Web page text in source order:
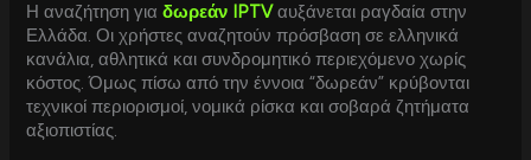
Η αναζήτηση γιαδωρεάν IPTVαυξάνεται ραγδαία στην
Ελλάδα. Οι χρήστες αναζητούν πρόσβαση σε ελληνικά
κανάλια, αθλητικά και συνδρομητικό περιεχόμενο χωρίς
κόστος. Όμως πίσω από την έννοια “δωρεάν” κρύβονται
τεχνικοί περιορισμοί, νομικά ρίσκα και σοβαρά ζητήματα
αξιοπιστίας.